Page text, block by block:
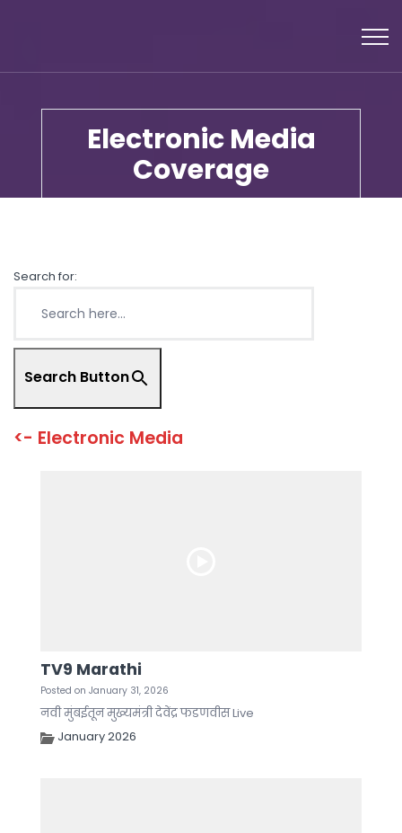
Electronic Media
Coverage
Search for:
Search Button
TV9 Marathi
Posted on January 31, 2026
नवी मुंबईतून मुख्यमंत्री देवेंद्र फडणवीस Live
January 2026